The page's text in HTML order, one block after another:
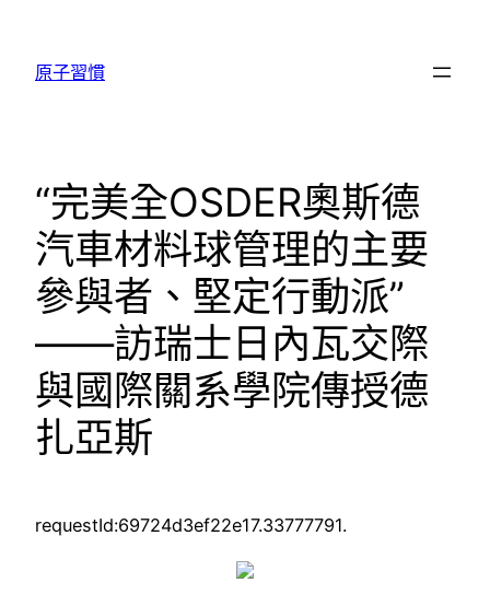
原子習慣
“完美全OSDER奧斯德
汽車材料球管理的主要
參與者、堅定行動派”
——訪瑞士日內瓦交際
與國際關系學院傳授德
扎亞斯
requestId:69724d3ef22e17.33777791.